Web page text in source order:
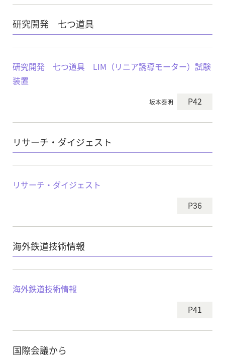
研究開発 七つ道具
研究開発 七つ道具 LIM（リニア誘導モーター）試験
装置
坂本泰明 P42
リサーチ・ダイジェスト
リサーチ・ダイジェスト
P36
海外鉄道技術情報
海外鉄道技術情報
P41
国際会議から